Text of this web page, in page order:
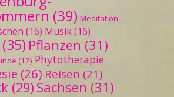
(39) Meditation
(16) Musik(16)
(35) Pflanzen (31)
(12) Phytotherapie
(26) Reisen (21)
(29) Sachsen (31)